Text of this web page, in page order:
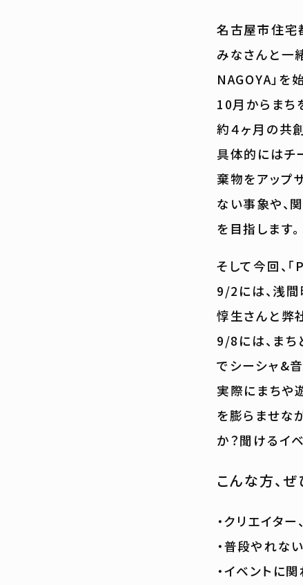
名古屋市住宅
みなさんと一
NAGOYA」を
10月からまち
約４ヶ月の共
具体的にはチ
棄物をアップ
ない事象や、
を目指します。
そして今回、
9/2には、浅
惇生さんと弊
9/8には、まち
でシーシャ&
実際にまちや
を膨らませな
か？聞けるイ
こんな方、
・クリエイタ
・普段やれな
・イベントに